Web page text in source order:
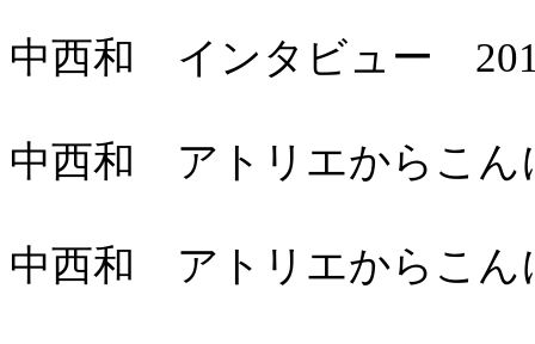
中西和 インタビュー
中西和 アトリエからこん
中西和 アトリエからこん